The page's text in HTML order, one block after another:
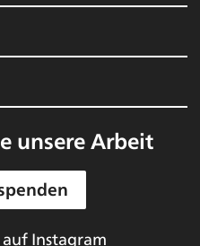
unsere Arbeit
auf Instagram